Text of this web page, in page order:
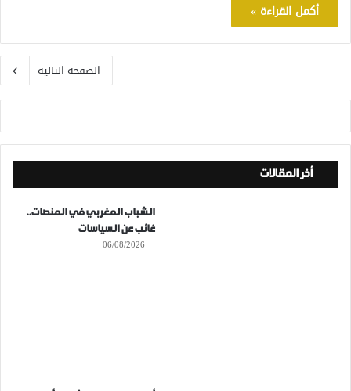
أكمل القراءة »
الصفحة التالية
أخر المقالات
الشباب المغربي في المنصات..
غائب عن السياسات
06/08/2026